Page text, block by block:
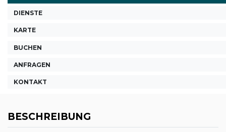
DIENSTE
KARTE
BUCHEN
ANFRAGEN
KONTAKT
BESCHREIBUNG